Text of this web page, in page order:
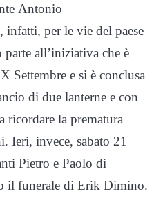
Antonio
infatti, per le vie del paese
parte all’iniziativa che è
Settembre e si è conclusa
di due lanterne e con
ricordare la prematura
Ieri, invece, sabato 21
Pietro e Paolo di
il funerale di Erik Dimino.